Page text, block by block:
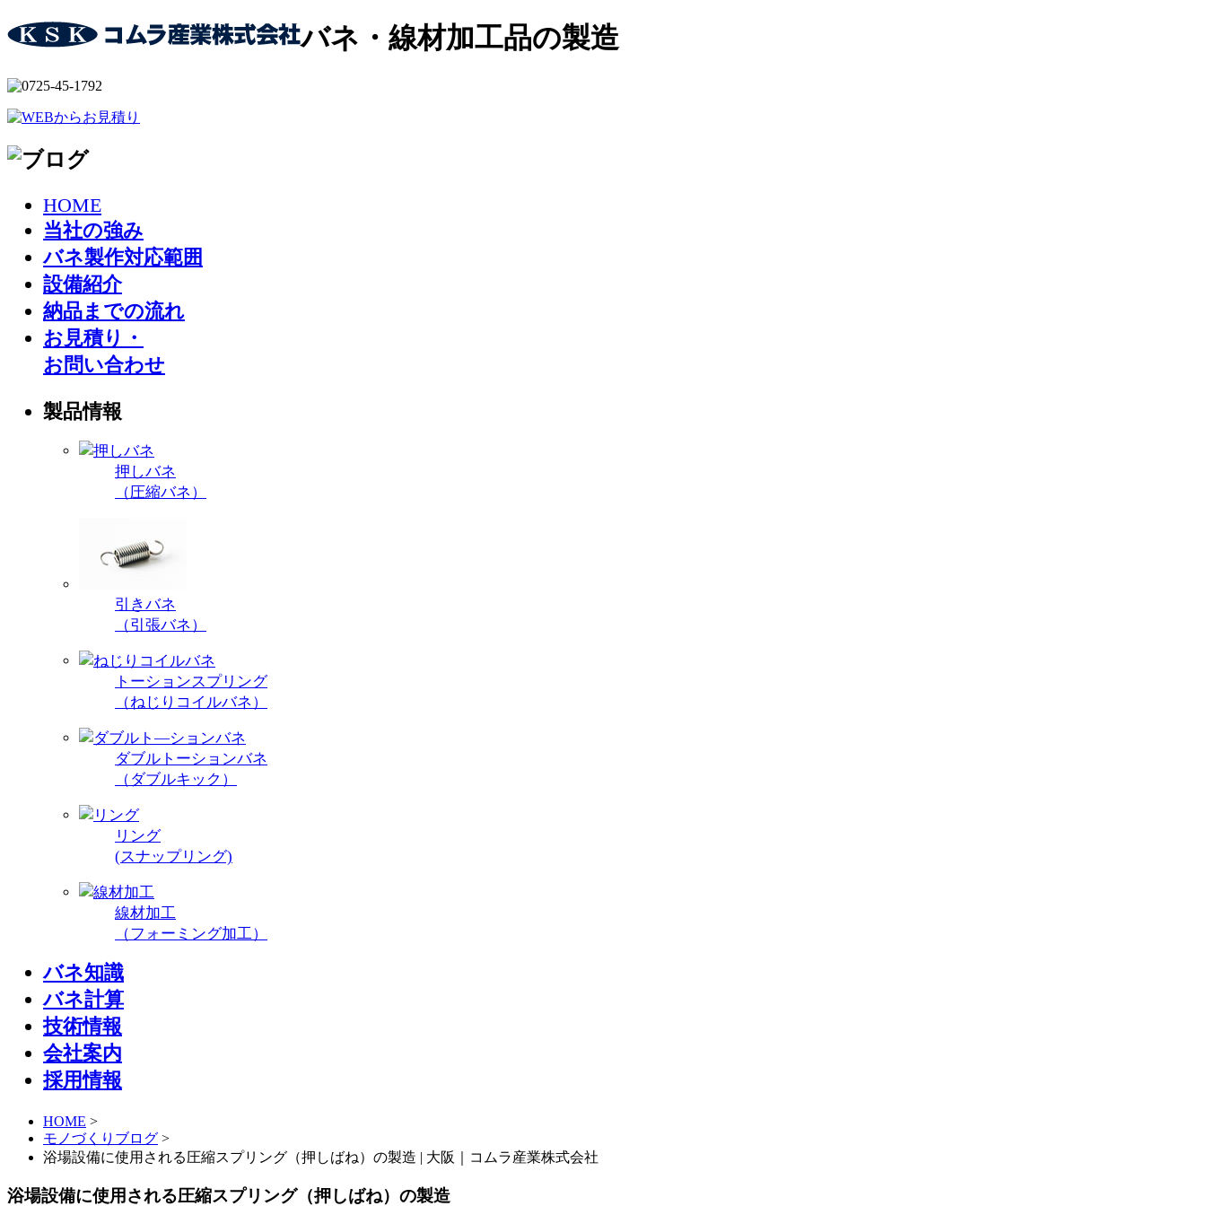
バネ・線材加工品の製造
HOME
当社の強み
バネ製作対応範囲
設備紹介
納品までの流れ
お見積り・
お問い合わせ
製品情報
押しバネ
（圧縮バネ）
引きバネ
（引張バネ）
トーションスプリング
（ねじりコイルバネ）
ダブルトーションバネ
（ダブルキック）
リング
(スナップリング)
線材加工
（フォーミング加工）
バネ知識
バネ計算
技術情報
会社案内
採用情報
HOME >
モノづくりブログ >
浴場設備に使用される圧縮スプリング（押しばね）の製造 | 大阪｜コムラ産業株式会社
浴場設備に使用される圧縮スプリング（押しばね）の製造